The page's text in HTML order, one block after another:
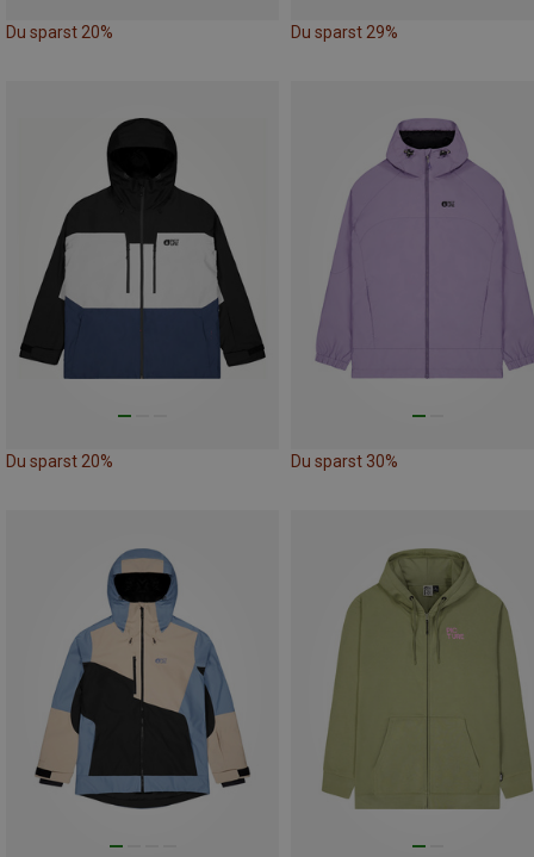
Du sparst 20% Du sparst 29%
Du sparst 20% Du sparst 30%